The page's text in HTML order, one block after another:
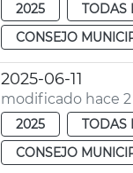
2025 TODAS
CONSEJO
2025-06-11
modificado hace
2025 TODAS
CONSEJO